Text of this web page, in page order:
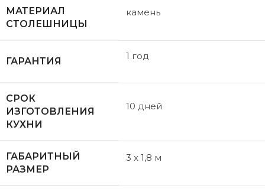
МАТЕРИАЛ
СТОЛЕШНИЦЫ
камень
ГАРАНТИЯ 1 год
СРОК
ИЗГОТОВЛЕНИЯ
КУХНИ
10 дней
ГАБАРИТНЫЙ
РАЗМЕР
3 x 1,8 м